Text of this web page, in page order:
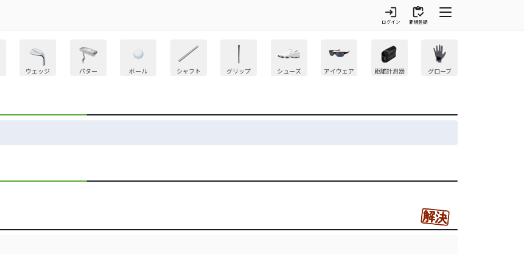
login
ログイン
inventory
新規登録
ウェッジ パター ボール シャフト グリップ シューズ アイウェア 距離計測器 グローブ